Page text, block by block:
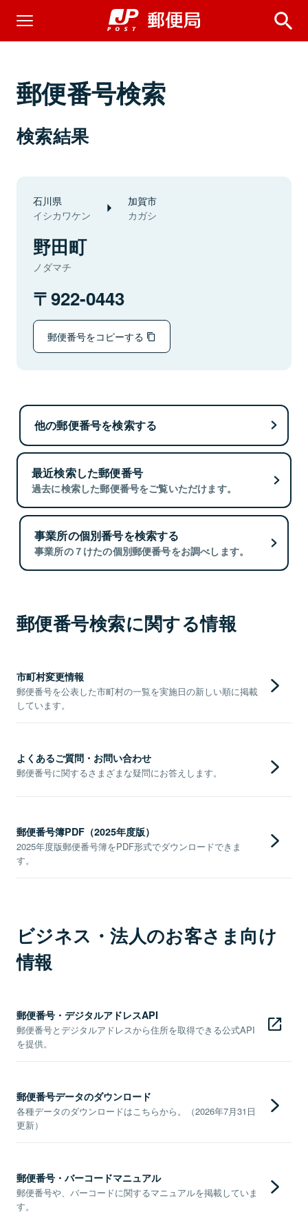
郵便番号検索
検索結果
石川県
イシカワケン
加賀市
カガシ
野田町
ノダマチ
922-0443
郵便番号をコピーする
他の郵便番号を検索する
最近検索した郵便番号
過去に検索した郵便番号をご覧いただけます。
事業所の個別番号を検索する
事業所の７けたの個別郵便番号をお調べします。
郵便番号検索に関する情報
市町村変更情報
郵便番号を公表した市町村の一覧を実施日の新しい順に掲載
しています。
よくあるご質問・お問い合わせ
郵便番号に関するさまざまな疑問にお答えします。
郵便番号簿PDF（2025年度版）
2025年度版郵便番号簿をPDF形式でダウンロードできま
す。
ビジネス・法人のお客さま向け
情報
郵便番号・デジタルアドレスAPI
郵便番号とデジタルアドレスから住所を取得できる公式API
を提供。
郵便番号データのダウンロード
各種データのダウンロードはこちらから。（2026年7月31日
更新）
郵便番号・バーコードマニュアル
郵便番号や、バーコードに関するマニュアルを掲載していま
す。